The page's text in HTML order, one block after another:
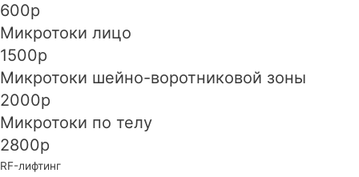
600р
Микротоки лицо
1500р
Микротоки шейно-воротниковой зоны
2000р
Микротоки по телу
2800р
RF-лифтинг